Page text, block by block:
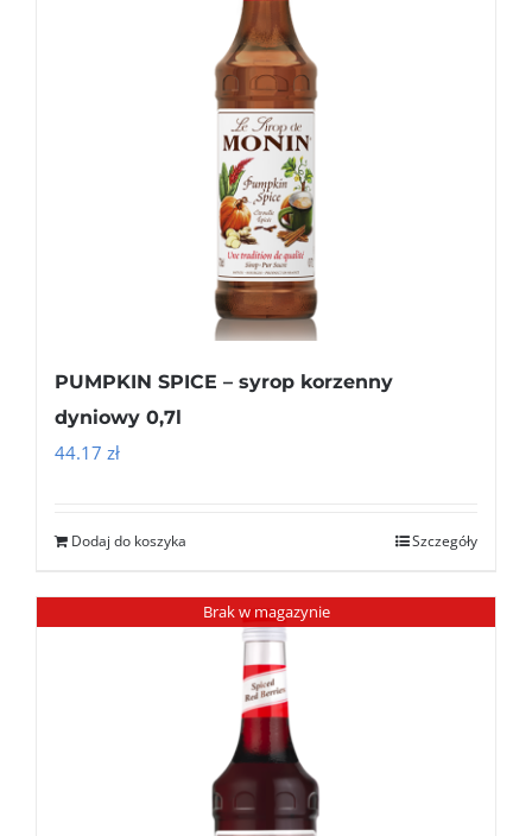
PUMPKIN SPICE – syrop korzenny
dyniowy 0,7l
44.17 zł
Dodaj do koszyka Szczegóły
Brak w magazynie